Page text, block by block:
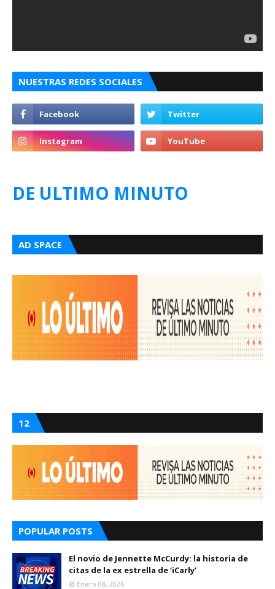
NUESTRAS REDES SOCIALES
DE ULTIMO MINUTO
AD SPACE
12
POPULAR POSTS
El novio de Jennette McCurdy: la historia de
citas de la ex estrella de ‘iCarly’
Enero 08, 2026